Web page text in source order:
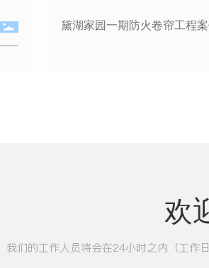
金鼎世家南北区消防工程
欢
我们的工作人员将会在24小时之内（工作